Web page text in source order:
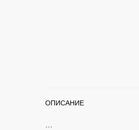
ОПИСАНИЕ
...